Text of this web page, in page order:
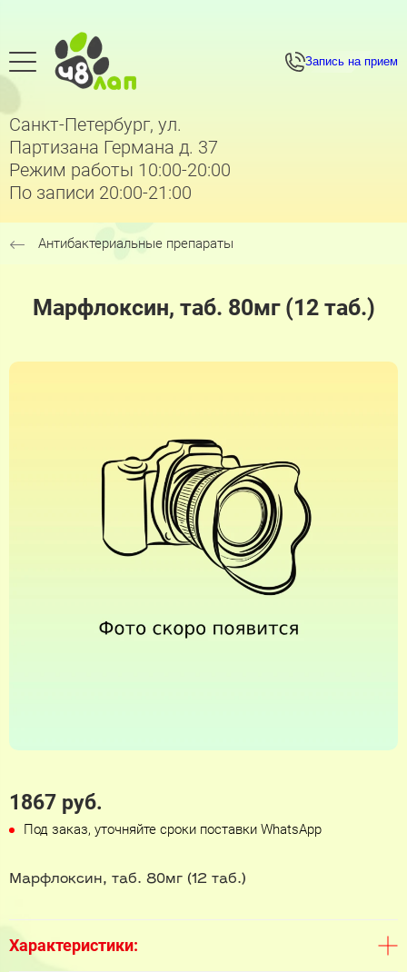
Запись на прием
Санкт-Петербург, ул.
Партизана Германа д. 37
Режим работы 10:00-20:00
По записи 20:00-21:00
Антибактериальные препараты
Марфлоксин, таб. 80мг (12 таб.)
1867 руб.
Под заказ, уточняйте сроки поставки WhatsApp
Марфлоксин, таб. 80мг (12 таб.)
Характеристики: